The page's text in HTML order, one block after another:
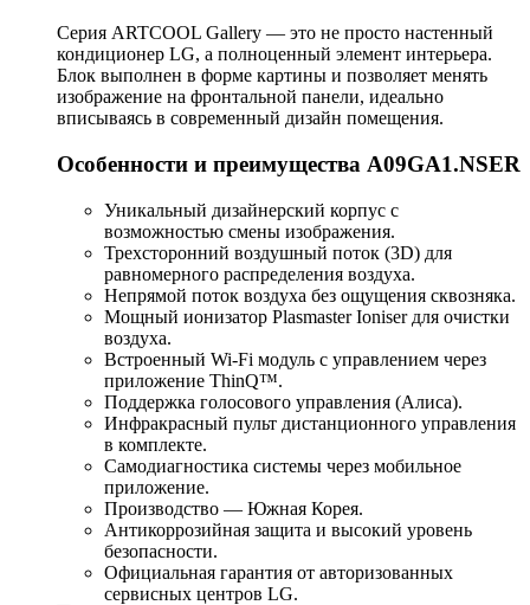
Серия ARTCOOL Gallery — это не просто настенный
кондиционер LG, а полноценный элемент интерьера.
Блок выполнен в форме картины и позволяет менять
изображение на фронтальной панели, идеально
вписываясь в современный дизайн помещения.
Особенности и преимущества A09GA1.NSER
Уникальный дизайнерский корпус с
возможностью смены изображения.
Трехсторонний воздушный поток (3D) для
равномерного распределения воздуха.
Непрямой поток воздуха без ощущения сквозняка.
Мощный ионизатор Plasmaster Ioniser для очистки
воздуха.
Встроенный Wi-Fi модуль с управлением через
приложение ThinQ™.
Поддержка голосового управления (Алиса).
Инфракрасный пульт дистанционного управления
в комплекте.
Самодиагностика системы через мобильное
приложение.
Производство — Южная Корея.
Антикоррозийная защита и высокий уровень
безопасности.
Официальная гарантия от авторизованных
сервисных центров LG.